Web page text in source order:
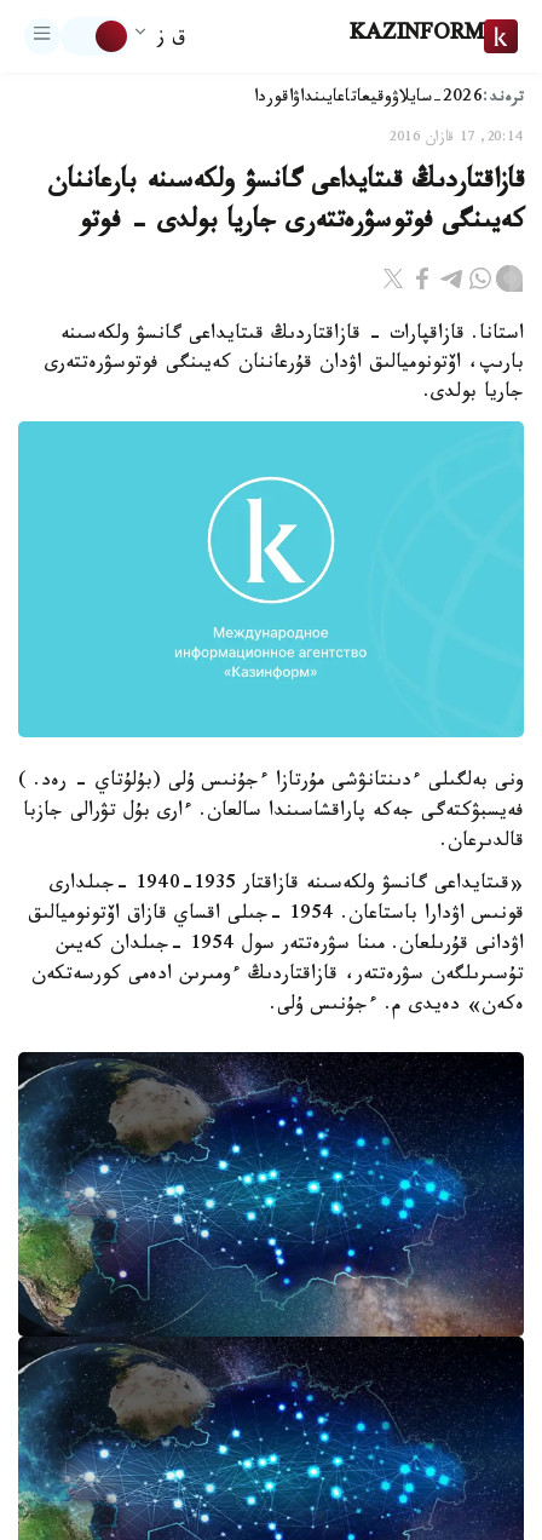
KAZINFORM ق ز
ترەند:2026-سايلاۋ وقيعاتاعايىنداۋاقوردا
20:14, 17 قازان 2016
قازاقتاردىڭ قىتايداعى گانسۋ ولكەسىنە بارعاننان
كەيىنگى فوتوسۋرەتتەرى جاريا بولدى - فوتو
استانا. قازاقپارات - قازاقتاردىڭ قىتايداعى گانسۋ ولكەسىنە
بارىپ، اۆتونوميالىق اۋدان قۇرعاننان كەيىنگى فوتوسۋرەتتەرى
جاريا بولدى.
ونى بەلگىلى ءدىنتانۋشى مۇرتازا ءجۇنىس ۇلى (بۇلۇتاي - رەد. )
فەيسبۋكتەگى جەكە پاراقشاسىندا سالعان. ءارى بۇل تۋرالى جازبا
قالدىرعان.
«قىتايداعى گانسۋ ولكەسىنە قازاقتار 1935-1940 -جىلدارى
قونىس اۋدارا باستاعان. 1954 -جىلى اقساي قازاق اۆتونوميالىق
اۋدانى قۇرىلعان. مىنا سۋرەتتەر سول 1954 -جىلدان كەيىن
تۇسىرىلگەن سۋرەتتەر، قازاقتاردىڭ ءومىرىن ادەمى كورسەتكەن
ەكەن» دەيدى م. ءجۇنىس ۇلى.